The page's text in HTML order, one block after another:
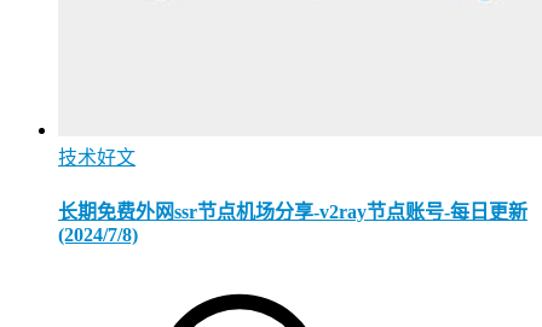
技术好文
长期免费外网ssr节点机场分享-v2ray节点账号-每日更新
(2024/7/8)